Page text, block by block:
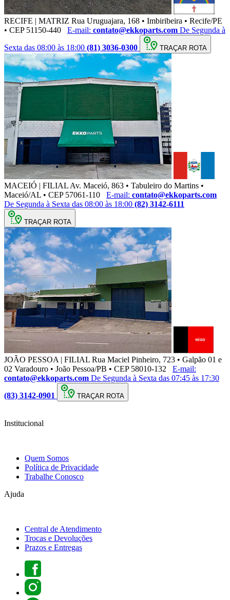
RECIFE | MATRIZ Rua Uruguajara, 168 • Imbiribeira • Recife/PE
• CEP 51150-440
E-mail: contato@ekkoparts.com De Segunda à
Sexta das 08:00 às 18:00 (81) 3036-0300 TRAÇAR ROTA
MACEIÓ | FILIAL Av. Maceió, 863 • Tabuleiro do Martins •
Maceió/AL • CEP 57061-110
E-mail: contato@ekkoparts.com
De Segunda à Sexta das 08:00 às 18:00 (82) 3142-6111
TRAÇAR ROTA
JOÃO PESSOA | FILIAL Rua Maciel Pinheiro, 723 • Galpão 01 e
02 Varadouro • João Pessoa/PB • CEP 58010-132
E-mail:
contato@ekkoparts.com De Segunda à Sexta das 07:45 às 17:30
(83) 3142-0901
TRAÇAR ROTA
Institucional
Quem Somos
Política de Privacidade
Trabalhe Conosco
Ajuda
Central de Atendimento
Trocas e Devoluções
Prazos e Entregas